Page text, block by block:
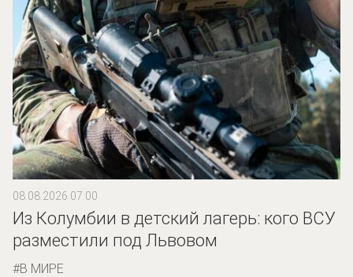
08.08.2026 07:00
Из Колумбии в детский лагерь: кого ВСУ
разместили под Львовом
В МИРЕ